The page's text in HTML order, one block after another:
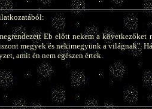
Eb előtt nekem a következőket
megyek és nekimegyünk a világnak".
amit én nem egészen értek.